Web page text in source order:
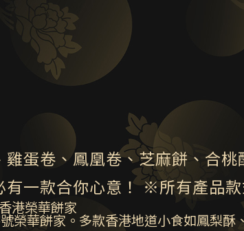
蛋卷、鳳凰卷、芝麻餅、合
一款合你心意！ ※所有產品
港榮華餅家
榮華餅家。多款香港地道小食如鳳梨